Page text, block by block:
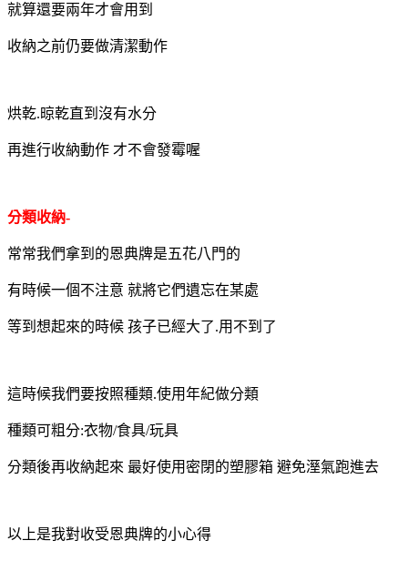
就算還要兩年才會用到
收納之前仍要做清潔動作
烘乾.晾乾直到沒有水分
再進行收納動作 才不會發霉喔
分類收納-
常常我們拿到的恩典牌是五花八門的
有時候一個不注意 就將它們遺忘在某處
等到想起來的時候 孩子已經大了.用不到了
這時候我們要按照種類.使用年紀做分類
種類可粗分:衣物/食具/玩具
分類後再收納起來 最好使用密閉的塑膠箱 避免溼氣跑進去
以上是我對收受恩典牌的小心得